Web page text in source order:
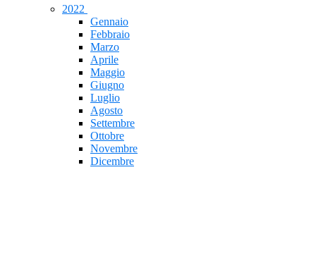
2022
Gennaio
Febbraio
Marzo
Aprile
Maggio
Giugno
Luglio
Agosto
Settembre
Ottobre
Novembre
Dicembre